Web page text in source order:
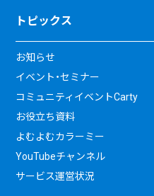
トピックス
お知らせ
イベント・セミナー
コミュニティイベントCarty
お役立ち資料
よむよむカラーミー
YouTubeチャンネル
サービス運営状況